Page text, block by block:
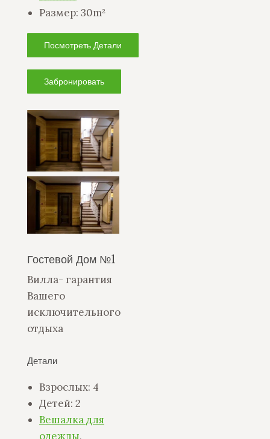
Размер: 30m²
Посмотреть Детали
Забронировать
Гостевой Дом №1
Вилла- гарантия
Вашего
исключительного
отдыха
Детали
Взрослых: 4
Детей: 2
Вешалка для
одежды,